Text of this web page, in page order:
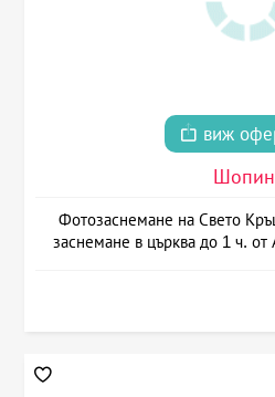
виж
Фотозаснемане на Свето
заснемане в църква до 1 ч.